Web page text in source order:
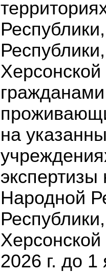
на
Народной
2026 г. до 1